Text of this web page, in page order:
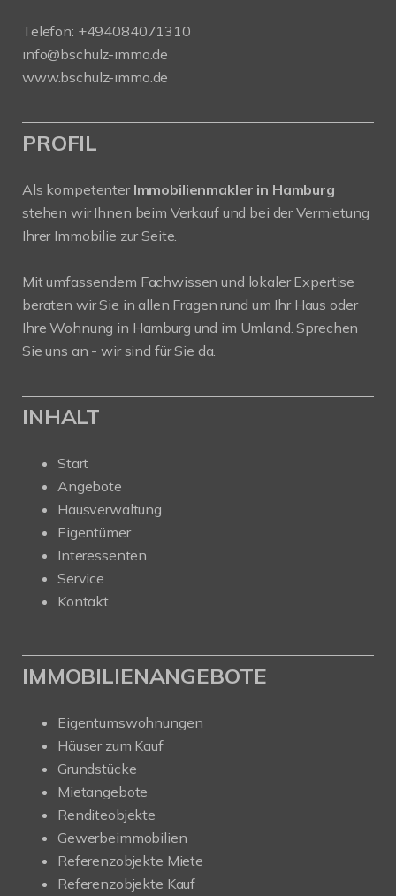
Telefon: +494084071310
info@bschulz-immo.de
www.bschulz-immo.de
PROFIL
Als kompetenter Immobilienmakler in Hamburg
stehen wir Ihnen beim Verkauf und bei der Vermietung
Ihrer Immobilie zur Seite.
Mit umfassendem Fachwissen und lokaler Expertise
beraten wir Sie in allen Fragen rund um Ihr Haus oder
Ihre Wohnung in Hamburg und im Umland. Sprechen
Sie uns an - wir sind für Sie da.
INHALT
Start
Angebote
Hausverwaltung
Eigentümer
Interessenten
Service
Kontakt
IMMOBILIENANGEBOTE
Eigentumswohnungen
Häuser zum Kauf
Grundstücke
Mietangebote
Renditeobjekte
Gewerbeimmobilien
Referenzobjekte Miete
Referenzobjekte Kauf